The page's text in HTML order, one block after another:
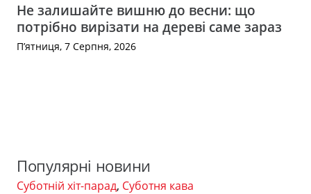
Не залишайте вишню до весни: що
потрібно вирізати на дереві саме зараз
П’ятниця, 7 Серпня, 2026
Популярні новини
Суботній хіт-парад, Суботня кава